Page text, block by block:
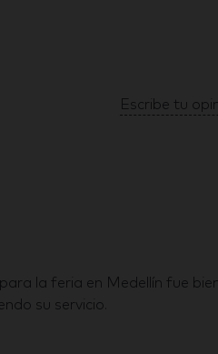
Escribe tu
la feria en Medellín fue
su servicio.